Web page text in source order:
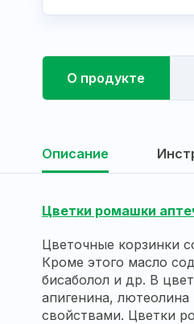
О продукте
Описание
Цветки ромашки
Цветочные корзинки
Кроме этого масло
бисаболол и др. В
апигенина,
свойствами. Цветки